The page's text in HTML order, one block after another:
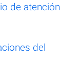
de atención
del